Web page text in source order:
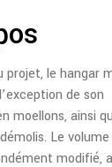
projet, le hangar
de son
moellons, ainsi
Le
modifié,